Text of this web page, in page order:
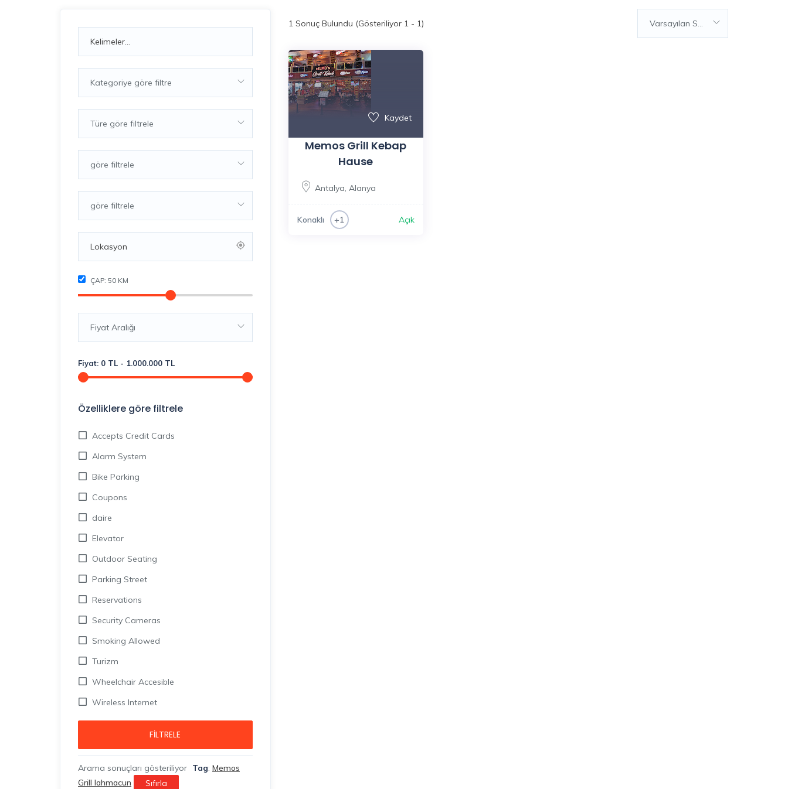
Kategoriye göre filtre
Türe göre filtrele
göre filtrele
göre filtrele
ÇAP: 50 KM
Fiyat Aralığı
Fiyat: 0 TL - 1.000.000 TL
Özelliklere göre filtrele
Accepts Credit Cards
Alarm System
Bike Parking
Coupons
daire
Elevator
Outdoor Seating
Parking Street
Reservations
Security Cameras
Smoking Allowed
Turizm
Wheelchair Accesible
Wireless Internet
FILTRELE
Arama sonuçları gösteriliyor Tag: Memos
Grill lahmacun
Sıfırla
1 Sonuç Bulundu (Gösteriliyor 1 - 1) Varsayılan Sıralama
Kaydet
Memos Grill Kebap
Hause
Antalya, Alanya
Konaklı +1 Açık